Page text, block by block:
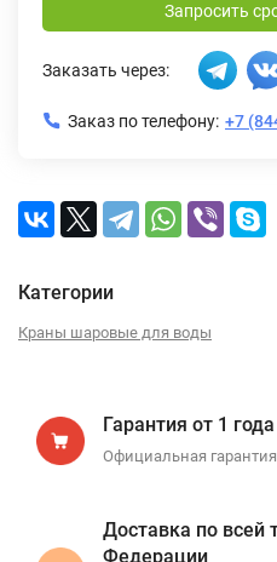
Запросить
Заказать через:
Заказ по телефону: +7
Категории
Краны шаровые для воды
Гарантия от 1 года
Официальная
Доставка по всей
Федерации